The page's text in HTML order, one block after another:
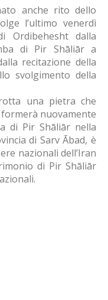
anche rito dello
l’ultimo venerdì
Ordibehesht dalla
di Pir Shāliār a
recitazione della
svolgimento della
una pietra che
nuovamente
di Pir Shāliār nella
di Sarv Ābad, è
nazionali dell’Iran
di Pir Shāliār